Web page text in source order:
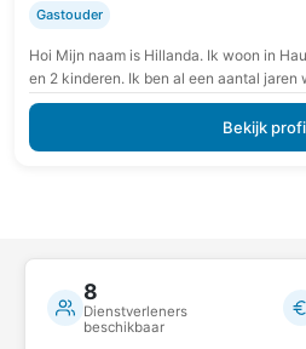
Gastouder
Hoi Mijn naam is Hillanda. Ik woon in
en 2 kinderen. Ik ben al een aantal jaren
Bekijk
8
Dienstverleners
beschikbaar